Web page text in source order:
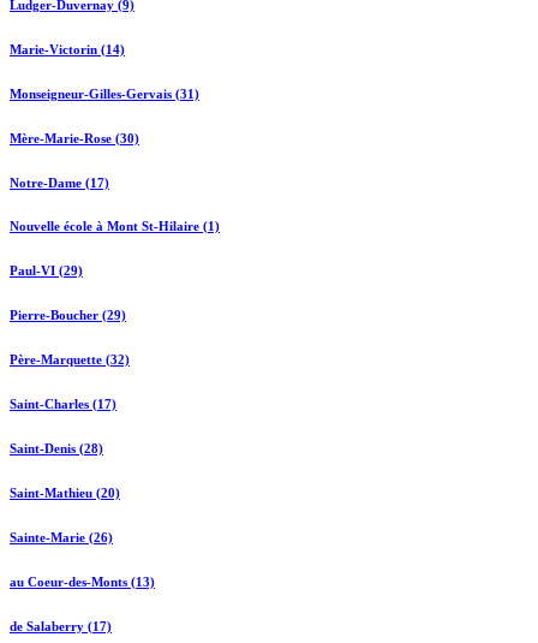
Ludger-Duvernay (9)
Marie-Victorin (14)
Monseigneur-Gilles-Gervais (31)
Mère-Marie-Rose (30)
Notre-Dame (17)
Nouvelle école à Mont St-Hilaire (1)
Paul-VI (29)
Pierre-Boucher (29)
Père-Marquette (32)
Saint-Charles (17)
Saint-Denis (28)
Saint-Mathieu (20)
Sainte-Marie (26)
au Coeur-des-Monts (13)
de Salaberry (17)